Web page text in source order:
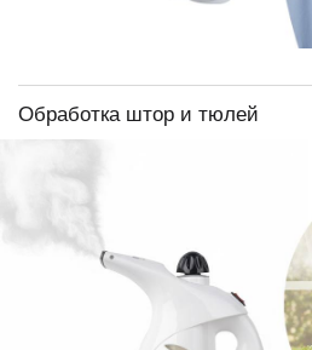
Обработка штор и тюлей